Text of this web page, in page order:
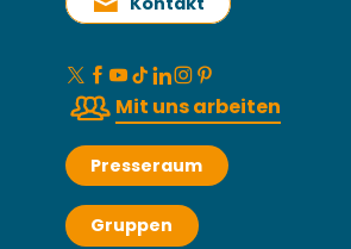
Mit uns arbeiten
Presseraum
Gruppen